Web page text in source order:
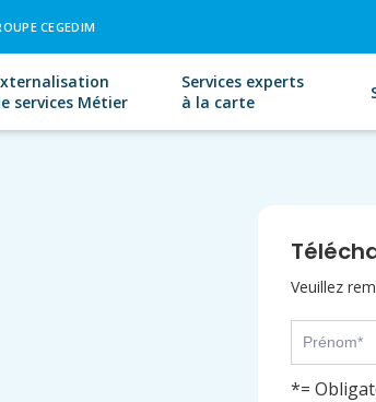
CEGEDIM
services Métier
Services experts
à la carte
Veuillez
*=